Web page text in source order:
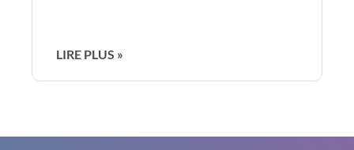
LIRE PLUS »